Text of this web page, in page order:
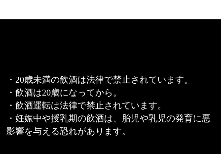
・20歳未満の飲酒は法律で禁止されています。
・飲酒は20歳になってから。
・飲酒運転は法律で禁止されています。
・妊娠中や授乳期の飲酒は、胎児や乳児の発育に悪
影響を与える恐れがあります。